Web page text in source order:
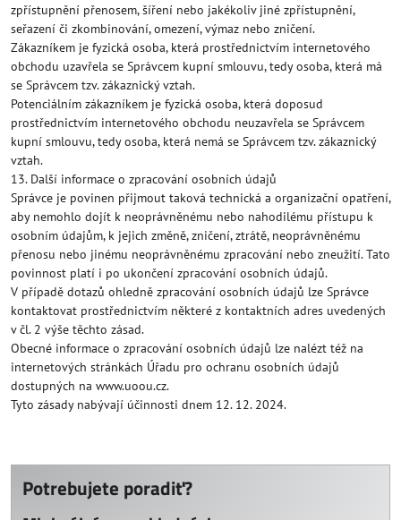
zpřístupnění přenosem, šíření nebo jakékoliv jiné zpřístupnění,
seřazení či zkombinování, omezení, výmaz nebo zničení.
Zákazníkem je fyzická osoba, která prostřednictvím internetového
obchodu uzavřela se Správcem kupní smlouvu, tedy osoba, která má
se Správcem tzv. zákaznický vztah.
Potenciálním zákazníkem je fyzická osoba, která doposud
prostřednictvím internetového obchodu neuzavřela se Správcem
kupní smlouvu, tedy osoba, která nemá se Správcem tzv. zákaznický
vztah.
13. Další informace o zpracování osobních údajů
Správce je povinen přijmout taková technická a organizační opatření,
aby nemohlo dojít k neoprávněnému nebo nahodilému přístupu k
osobním údajům, k jejich změně, zničení, ztrátě, neoprávněnému
přenosu nebo jinému neoprávněnému zpracování nebo zneužití. Tato
povinnost platí i po ukončení zpracování osobních údajů.
V případě dotazů ohledně zpracování osobních údajů lze Správce
kontaktovat prostřednictvím některé z kontaktních adres uvedených
v čl. 2 výše těchto zásad.
Obecné informace o zpracování osobních údajů lze nalézt též na
internetových stránkách Úřadu pro ochranu osobních údajů
dostupných na www.uoou.cz.
Tyto zásady nabývají účinnosti dnem 12. 12. 2024.
Potrebujete poradiť?